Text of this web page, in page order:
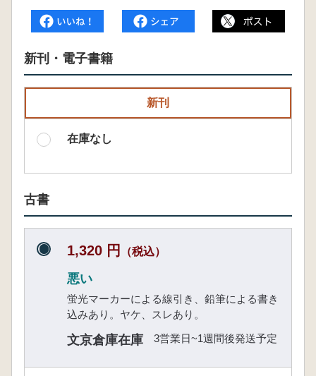
新刊・電子書籍
新刊
在庫なし
古書
1,320 円 （税込）
悪い
蛍光マーカーによる線引き、鉛筆による書き
込みあり。ヤケ、スレあり。
文京倉庫在庫 3営業日~1週間後発送予定